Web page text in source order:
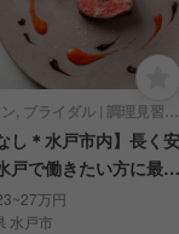
イタリアン, ブライダル | 調理見習い・調理補助
し＊水戸市内】長く安
戸で働きたい方に最適
万円
水戸市